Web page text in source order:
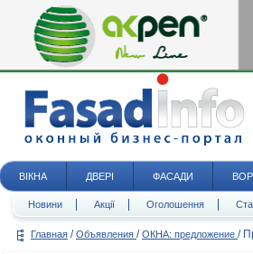
ВІКНА ДВЕРІ ФАСАДИ
Новини Акції Оголошення
Главная / Объявления / ОКНА: предложение /